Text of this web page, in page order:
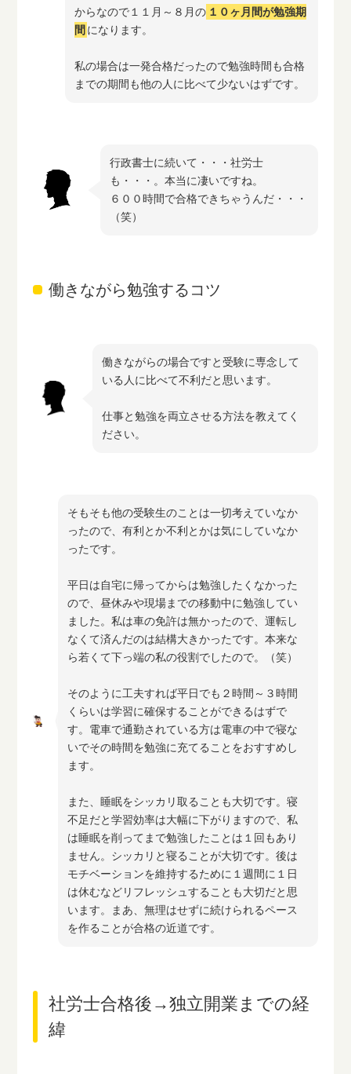
からなので１１月～８月の １０ヶ月間が勉強期
間 になります。
私の場合は一発合格だったので勉強時間も合格
までの期間も他の人に比べて少ないはずです。
行政書士に続いて・・・社労士
も・・・。本当に凄いですね。
６００時間で合格できちゃうんだ・・・
（笑）
働きながら勉強するコツ
働きながらの場合ですと受験に専念して
いる人に比べて不利だと思います。
仕事と勉強を両立させる方法を教えてく
ださい。
そもそも他の受験生のことは一切考えていなか
ったので、有利とか不利とかは気にしていなか
ったです。
平日は自宅に帰ってからは勉強したくなかった
ので、昼休みや現場までの移動中に勉強してい
ました。私は車の免許は無かったので、運転し
なくて済んだのは結構大きかったです。本来な
ら若くて下っ端の私の役割でしたので。（笑）
そのように工夫すれば平日でも２時間～３時間
くらいは学習に確保することができるはずで
す。電車で通勤されている方は電車の中で寝な
いでその時間を勉強に充てることをおすすめし
ます。
また、睡眠をシッカリ取ることも大切です。寝
不足だと学習効率は大幅に下がりますので、私
は睡眠を削ってまで勉強したことは１回もあり
ません。シッカリと寝ることが大切です。後は
モチベーションを維持するために１週間に１日
は休むなどリフレッシュすることも大切だと思
います。まあ、無理はせずに続けられるペース
を作ることが合格の近道です。
社労士合格後→独立開業までの経
緯